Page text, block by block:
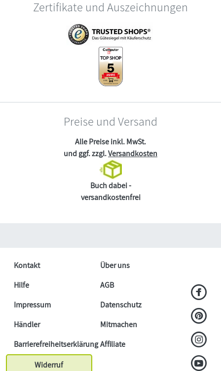
Zertifikate und Auszeichnungen
Preise und Versand
Alle Preise inkl. MwSt.
und ggf. zzgl.Versandkosten
Buch dabei -
versandkostenfrei
Kontakt
Über uns
Hilfe
AGB
Impressum
Datenschutz
Händler
Mitmachen
BarrierefreiheitserklärungAffiliate
Widerruf